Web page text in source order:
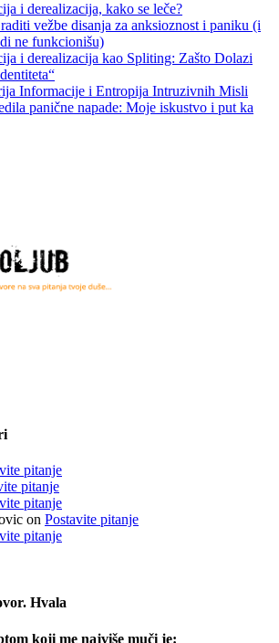
i derealizacija, kako se leče?
vežbe disanja za anksioznost i paniku (i
ne funkcionišu)
i derealizacija kao Spliting: Zašto Dolazi
Informacije i Entropija Intruzivnih Misli
panične napade: Moje iskustvo i put ka
pitanje
pitanje
pitanje
on Postavite pitanje
pitanje
Hvala
koji me najviše muči je: